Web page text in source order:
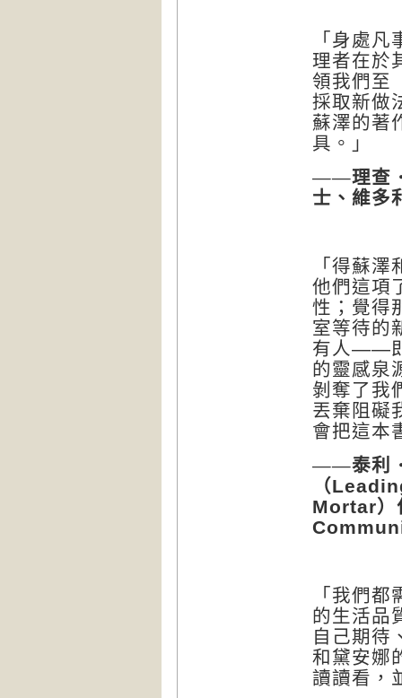
「身處
理者在於
領我們至
採取新做
蘇澤的著
具。」
——理查
士、維多
「得蘇
他們這項
性；覺得
室等待的
有人——
的靈感泉
剝奪了我
丟棄阻礙
會把這本
——泰利
（
Mortar）
「我們
的生活品
自己期待
和黛安娜
讀讀看，